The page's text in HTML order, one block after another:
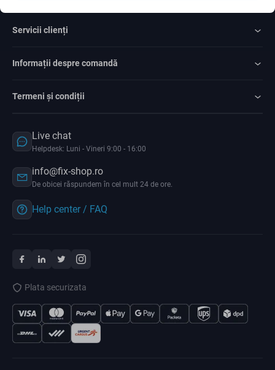
Servicii clienți
Informații despre comandă
Termeni și condiții
Live chat
Helpdesk: Luni - Vineri 9:00 - 16:00
info@fix-shop.ro
De obicei răspundem în cel mult 24 de ore.
Help center / FAQ
Plata securizata